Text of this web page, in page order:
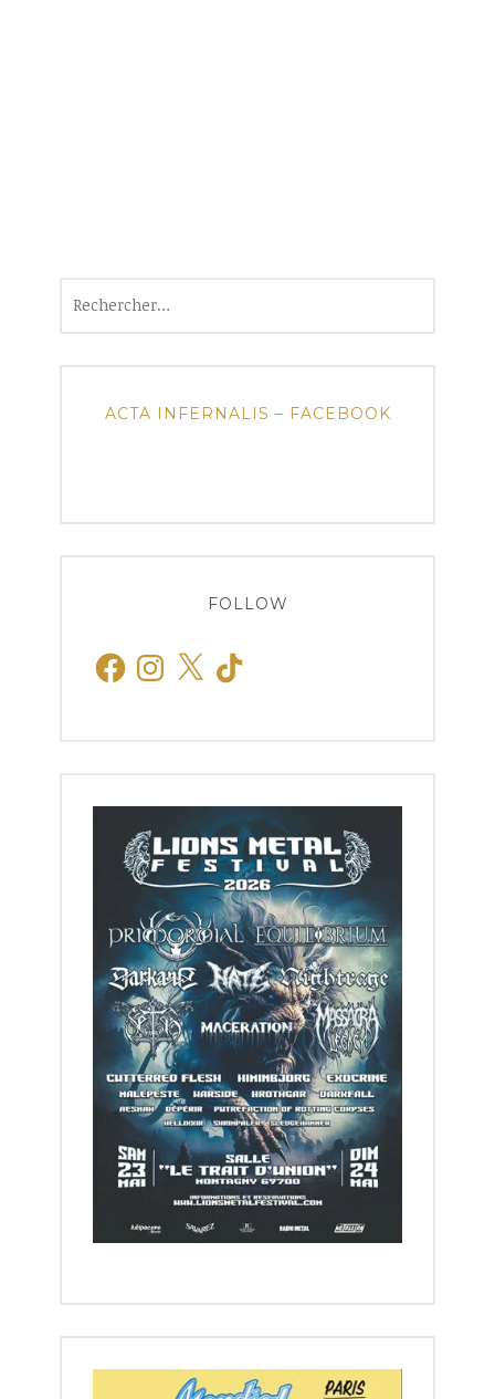
ACTA INFERNALIS – FACEBOOK
FOLLOW
FacebookInstagram
X TikTok